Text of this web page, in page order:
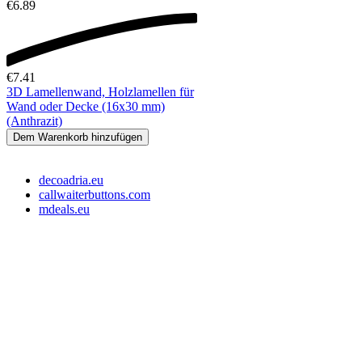
€6.89
€7.41
3D Lamellenwand, Holzlamellen für
Wand oder Decke (16x30 mm)
(Anthrazit)
Dem Warenkorb hinzufügen
decoadria.eu
callwaiterbuttons.com
mdeals.eu